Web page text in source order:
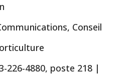
Conseil
226-4880, poste 218 |